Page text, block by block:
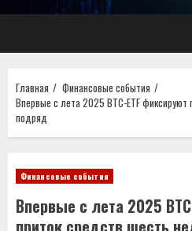
Главная
Финансовые события
Впервые с лета 2025 BTC-ETF
подряд
Финансовые события
Впервые с лета 2025
приток средств шесть